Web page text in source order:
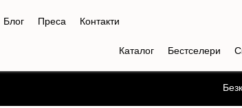
Блог Преса Контакти
Каталог Бестселери